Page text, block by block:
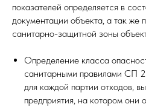
показателей определяется в
документации объекта, а так же
санитарно-защитной зоны
Определение класса
санитарными правилами СП
для каждой партии отходов,
предприятия, на котором они